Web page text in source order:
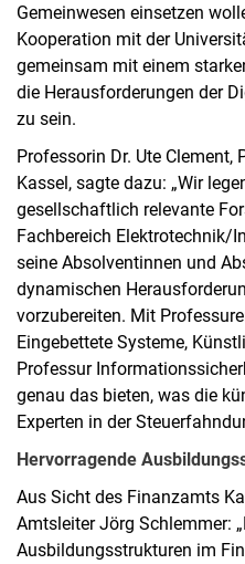
Gemeinwesen einsetzen
Kooperation mit der
gemeinsam mit einem
die Herausforderungen der
zu sein.
Professorin Dr. Ute Clement,
Kassel, sagte dazu: „Wir
gesellschaftlich relevante
Fachbereich Elektrotechnik/
seine Absolventinnen und
dynamischen
vorzubereiten. Mit
Eingebettete Systeme,
Professur
genau das bieten, was die
Experten in der
Hervorragende
Aus Sicht des Finanzamts
Amtsleiter Jörg Schlemmer:
Ausbildungsstrukturen im